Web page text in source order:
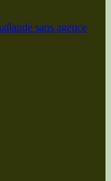
sans agence